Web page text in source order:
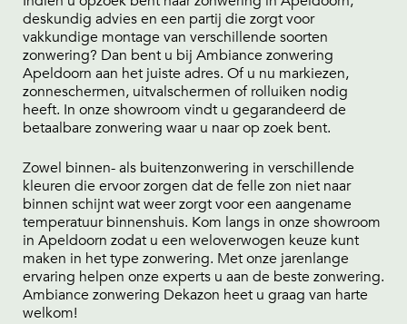
deskundig advies en een partij die zorgt voor
vakkundige montage van verschillende soorten
zonwering? Dan bent u bij Ambiance zonwering
Apeldoorn aan het juiste adres. Of u nu markiezen,
zonneschermen, uitvalschermen of rolluiken nodig
heeft. In onze showroom vindt u gegarandeerd de
betaalbare zonwering waar u naar op zoek bent.
Zowel binnen- als buitenzonwering in verschillende
kleuren die ervoor zorgen dat de felle zon niet naar
binnen schijnt wat weer zorgt voor een aangename
temperatuur binnenshuis. Kom langs in onze showroom
in Apeldoorn zodat u een weloverwogen keuze kunt
maken in het type zonwering. Met onze jarenlange
ervaring helpen onze experts u aan de beste zonwering.
Ambiance zonwering Dekazon heet u graag van harte
welkom!